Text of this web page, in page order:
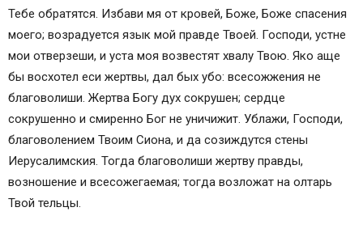
Тебе обратятся. Избави мя от кровей, Боже, Боже спасения
моего; возрадуется язык мой правде Твоей. Господи, устне
мои отверзеши, и уста моя возвестят хвалу Твою. Яко аще
бы восхотел еси жертвы, дал бых убо: всесожжения не
благоволиши. Жертва Богу дух сокрушен; сердце
сокрушенно и смиренно Бог не уничижит. Ублажи, Господи,
благоволением Твоим Сиона, и да созиждутся стены
Иерусалимския. Тогда благоволиши жертву правды,
возношение и всесожегаемая; тогда возложат на oлтарь
Твой тельцы.